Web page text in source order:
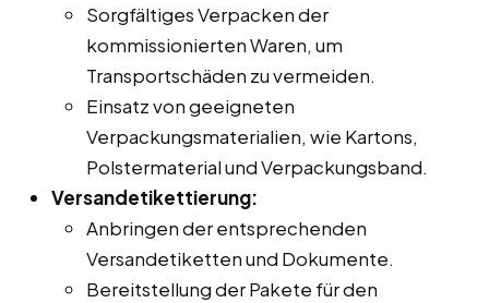
Sorgfältiges Verpacken der
kommissionierten Waren, um
Transportschäden zu vermeiden.
Einsatz von geeigneten
Verpackungsmaterialien, wie Kartons,
Polstermaterial und Verpackungsband.
Versandetikettierung:
Anbringen der entsprechenden
Versandetiketten und Dokumente.
Bereitstellung der Pakete für den